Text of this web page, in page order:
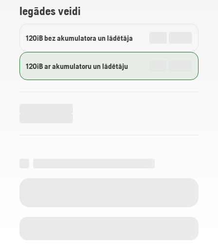
Iegādes veidi
120iB bez akumulatora un lādētāja
120iB ar akumulatoru un lādētāju